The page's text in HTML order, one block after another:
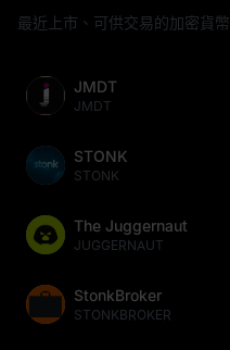
最近上市、可供交易的加密貨幣
JMDT
JMDT
STONK
STONK
The Juggernaut
JUGGERNAUT
StonkBroker
STONKBROKER